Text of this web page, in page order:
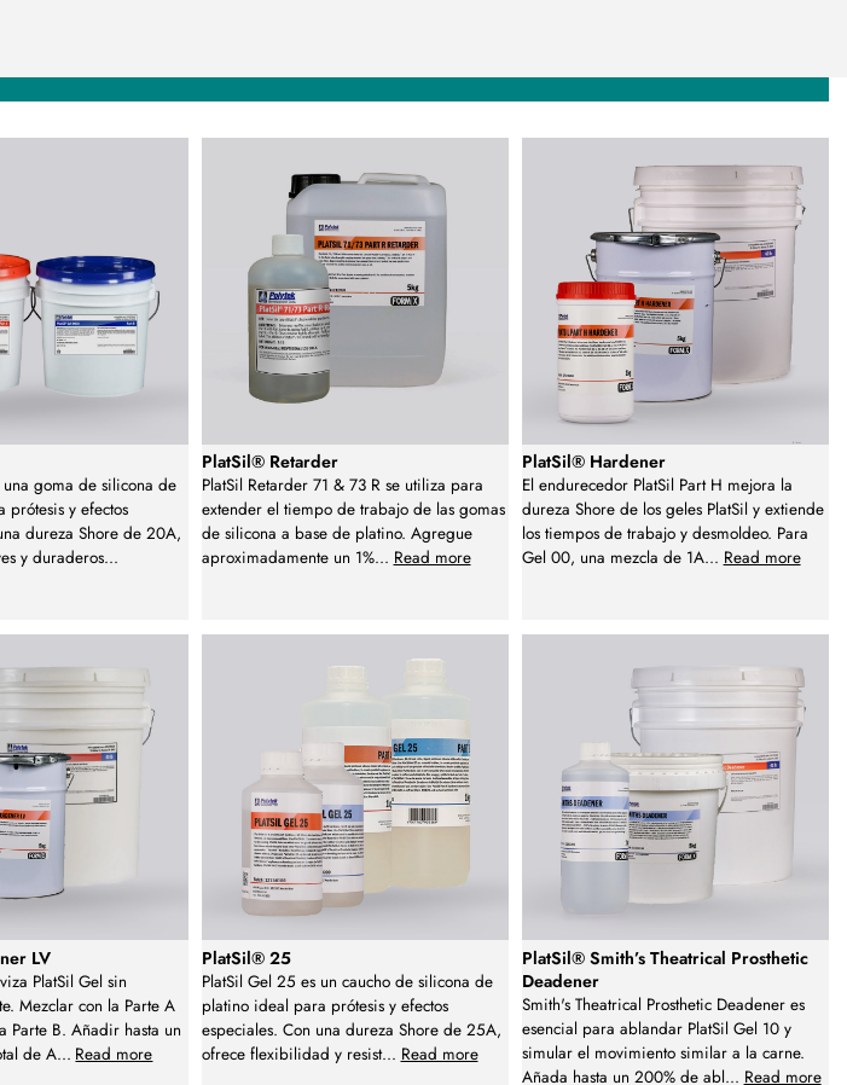
goma de silicona de
y efectos
dureza Shore de 20A,
y duraderos...
PlatSil® Retarder
PlatSil Retarder 71 & 73 R se utiliza para
extender el tiempo de trabajo de las gomas
de silicona a base de platino. Agregue
aproximadamente un 1%... Read more
PlatSil® Hardener
El endurecedor PlatSil Part H mejora la
dureza Shore de los geles PlatSil y extiende
los tiempos de trabajo y desmoldeo. Para
Gel 00, una mezcla de 1A... Read more
LV
PlatSil Gel sin
Mezclar con la Parte A
Parte B. Añadir hasta un
de A... Read more
PlatSil® 25
PlatSil Gel 25 es un caucho de silicona de
platino ideal para prótesis y efectos
especiales. Con una dureza Shore de 25A,
ofrece flexibilidad y resist... Read more
PlatSil® Smith’s Theatrical Prosthetic
Deadener
Smith's Theatrical Prosthetic Deadener es
esencial para ablandar PlatSil Gel 10 y
simular el movimiento similar a la carne.
Añada hasta un 200% de abl... Read more